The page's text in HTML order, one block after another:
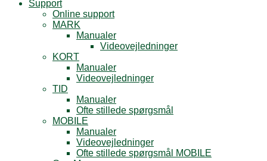
Support
Online support
MARK
Manualer
Videovejledninger
KORT
Manualer
Videovejledninger
TID
Manualer
Ofte stillede spørgsmål
MOBILE
Manualer
Videovejledninger
Ofte stillede spørgsmål MOBILE